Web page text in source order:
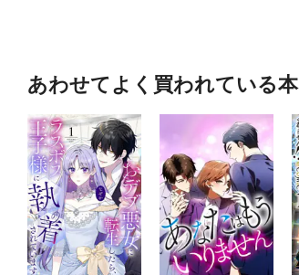
あわせてよく買われている本